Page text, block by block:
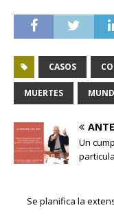
CASOS
MUERTES
Un
Se planifica la